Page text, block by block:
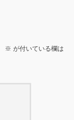
※ が付いている欄は